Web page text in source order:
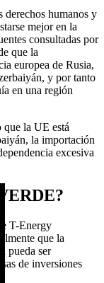
derechos humanos y
mejor en la
consultadas por
que la
europea de Rusia,
y por tanto
en una región
que la UE está
la importación
excesiva
T-Energy
que la
pueda ser
de inversiones